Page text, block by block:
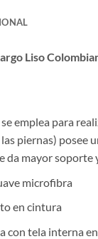
Liso
emplea para
piernas) posee
da mayor soporte
microfibra
en cintura
con tela interna